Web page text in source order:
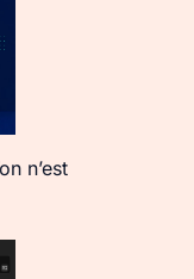
n’est